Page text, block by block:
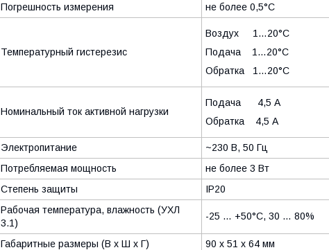
Погрешность измерения
не более 0,5°C
​Температурный гистерезис
Воздух 1…20°C
Подача 1…20°C
Обратка 1…20°C
Номинальный ток активной нагрузки
Подача 4,5 А
Обратка 4,5 А
Электропитание
​~230 В, 50 Гц
Потребляемая мощность
​не более 3 Вт
Степень защиты
IP20
Рабочая температура, влажность (УХЛ
3.1)
-25 … +50°C, 30 … 80%
Габаритные размеры (В х Ш х Г)
90 х 51 х 64 мм